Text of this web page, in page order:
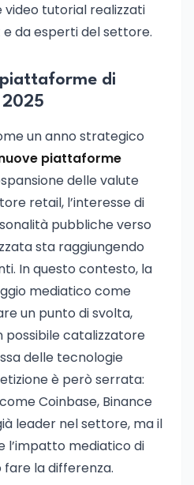
video tutorial realizzati
da esperti del settore.
piattaforme di
un anno strategico
piattaforme
delle valute
retail, l’interesse di
pubbliche verso
sta raggiungendo
In questo contesto, la
mediatico come
un punto di svolta,
possibile catalizzatore
delle tecnologie
è però serrata:
Coinbase, Binance
leader nel settore, ma il
l’impatto mediatico di
la differenza.